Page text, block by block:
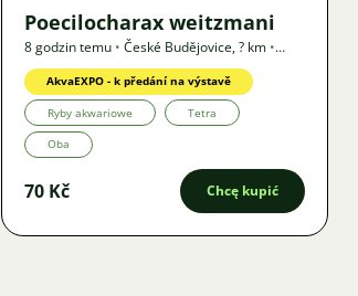
Poecilocharax weitzmani
8 godzin temu • České Budějovice,? km •
Oferta
AkvaEXPO - k předání na výstavě
Ryby akwariowe Tetra
Oba
70 Kč Chcę kupić